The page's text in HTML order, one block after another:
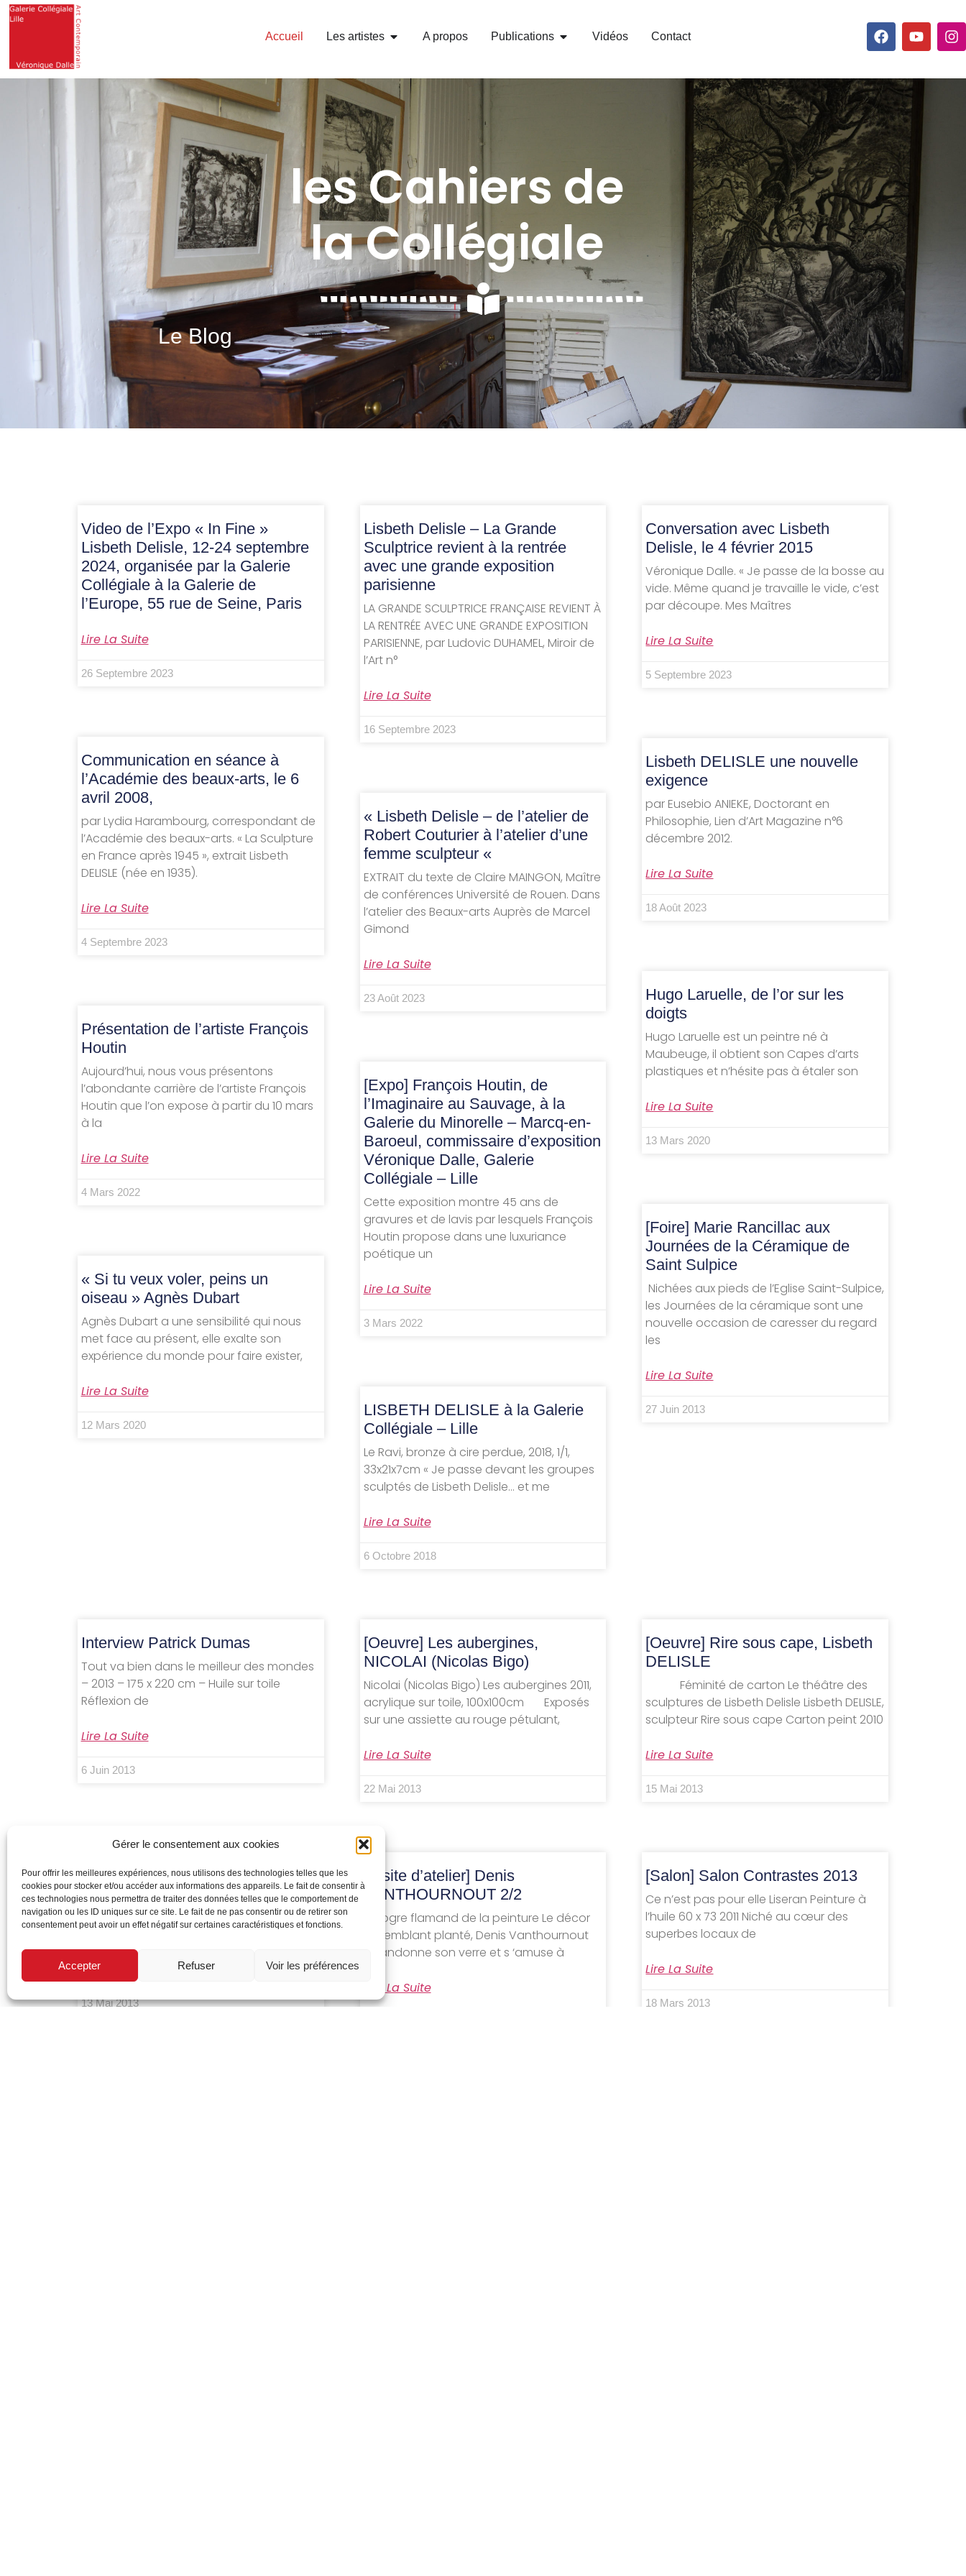
Gérer le consentement aux cookies
Pour offrir les meilleures expériences, nous utilisons des technologies telles que les
cookies pour stocker et/ou accéder aux informations des appareils. Le fait de consentir à
ces technologies nous permettra de traiter des données telles que le comportement de
navigation ou les ID uniques sur ce site. Le fait de ne pas consentir ou de retirer son
consentement peut avoir un effet négatif sur certaines caractéristiques et fonctions.
Accepter Refuser Voir les préférences
Accueil Les artistes A propos Publications Vidéos Contact
les Cahiers de
la Collégiale
Le Blog
Video de l’Expo « In Fine »
Lisbeth Delisle, 12-24 septembre
2024, organisée par la Galerie
Collégiale à la Galerie de
l’Europe, 55 rue de Seine, Paris
Lire La Suite
26 Septembre 2023
Lisbeth Delisle – La Grande
Sculptrice revient à la rentrée
avec une grande exposition
parisienne
LA GRANDE SCULPTRICE FRANÇAISE REVIENT À
LA RENTRÉE AVEC UNE GRANDE EXPOSITION
PARISIENNE, par Ludovic DUHAMEL, Miroir de
l’Art n°
Lire La Suite
16 Septembre 2023
Conversation avec Lisbeth
Delisle, le 4 février 2015
Véronique Dalle. « Je passe de la bosse au
vide. Même quand je travaille le vide, c’est
par découpe. Mes Maîtres
Lire La Suite
5 Septembre 2023
Communication en séance à
l’Académie des beaux-arts, le 6
avril 2008,
par Lydia Harambourg, correspondant de
l’Académie des beaux-arts. « La Sculpture
en France après 1945 », extrait Lisbeth
DELISLE (née en 1935).
Lire La Suite
4 Septembre 2023
« Lisbeth Delisle – de l’atelier de
Robert Couturier à l’atelier d’une
femme sculpteur «
EXTRAIT du texte de Claire MAINGON, Maître
de conférences Université de Rouen. Dans
l’atelier des Beaux-arts Auprès de Marcel
Gimond
Lire La Suite
23 Août 2023
Lisbeth DELISLE une nouvelle
exigence
par Eusebio ANIEKE, Doctorant en
Philosophie, Lien d’Art Magazine n°6
décembre 2012.
Lire La Suite
18 Août 2023
Présentation de l’artiste François
Houtin
Aujourd’hui, nous vous présentons
l’abondante carrière de l’artiste François
Houtin que l’on expose à partir du 10 mars
à la
Lire La Suite
4 Mars 2022
[Expo] François Houtin, de
l’Imaginaire au Sauvage, à la
Galerie du Minorelle – Marcq-en-
Baroeul, commissaire d’exposition
Véronique Dalle, Galerie
Collégiale – Lille
Cette exposition montre 45 ans de
gravures et de lavis par lesquels François
Houtin propose dans une luxuriance
poétique un
Lire La Suite
3 Mars 2022
Hugo Laruelle, de l’or sur les
doigts
Hugo Laruelle est un peintre né à
Maubeuge, il obtient son Capes d’arts
plastiques et n’hésite pas à étaler son
Lire La Suite
13 Mars 2020
« Si tu veux voler, peins un
oiseau » Agnès Dubart
Agnès Dubart a une sensibilité qui nous
met face au présent, elle exalte son
expérience du monde pour faire exister,
Lire La Suite
12 Mars 2020
LISBETH DELISLE à la Galerie
Collégiale – Lille
Le Ravi, bronze à cire perdue, 2018, 1/1,
33x21x7cm « Je passe devant les groupes
sculptés de Lisbeth Delisle… et me
Lire La Suite
6 Octobre 2018
[Foire] Marie Rancillac aux
Journées de la Céramique de
Saint Sulpice
Nichées aux pieds de l’Eglise Saint-Sulpice,
les Journées de la céramique sont une
nouvelle occasion de caresser du regard
les
Lire La Suite
27 Juin 2013
Interview Patrick Dumas
Tout va bien dans le meilleur des mondes
– 2013 – 175 x 220 cm – Huile sur toile
Réflexion de
Lire La Suite
6 Juin 2013
[Oeuvre] Les aubergines,
NICOLAI (Nicolas Bigo)
Nicolai (Nicolas Bigo) Les aubergines 2011,
acrylique sur toile, 100x100cm Exposés
sur une assiette au rouge pétulant,
Lire La Suite
22 Mai 2013
[Oeuvre] Rire sous cape, Lisbeth
DELISLE
Féminité de carton Le théâtre des
sculptures de Lisbeth Delisle Lisbeth DELISLE,
sculpteur Rire sous cape Carton peint 2010
Lire La Suite
15 Mai 2013
[Expo] « Arts singuliers »
sculpture de Véronique Choppinet * * *
Singulier: 1. Qui est individuel 2. Qui se
rapporte à une seule chose
Lire La Suite
13 Mai 2013
[Visite d’atelier] Denis
VANTHOURNOUT 2/2
Un ogre flamand de la peinture Le décor
lui semblant planté, Denis Vanthournout
abandonne son verre et s ‘amuse à
Lire La Suite
[Salon] Salon Contrastes 2013
Ce n’est pas pour elle Liseran Peinture à
l’huile 60 x 73 2011 Niché au cœur des
superbes locaux de
Lire La Suite
18 Mars 2013